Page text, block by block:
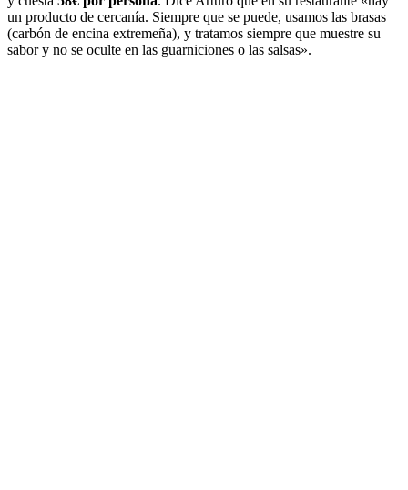
un producto de cercanía. Siempre que se puede, usamos las brasas
(carbón de encina extremeña), y tratamos siempre que muestre su
sabor y no se oculte en las guarniciones o las salsas».